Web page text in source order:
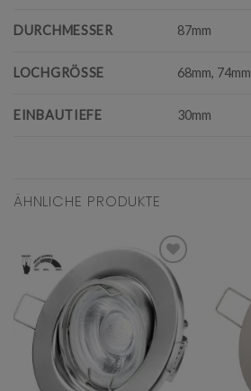
DURCHMESSER 87mm
LOCHGRÖSSE 68mm, 74mm
EINBAUTIEFE 30mm
ÄHNLICHE PRODUKTE
Add to
wishlist